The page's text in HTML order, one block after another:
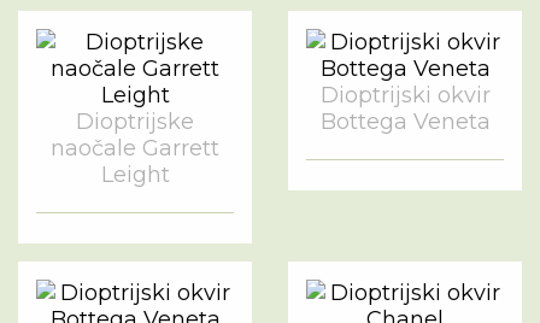
Dioptrijske
naočale Garrett
Leight
Dioptrijski okvir
Bottega Veneta